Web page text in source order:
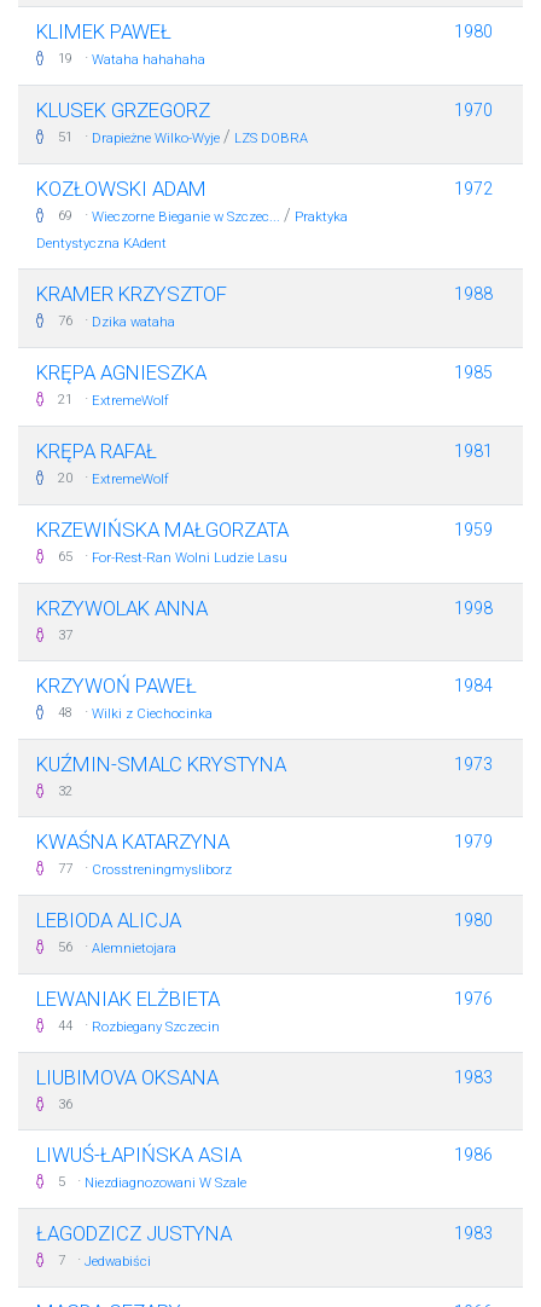
KLIMEK PAWEŁ
19 · Wataha hahahaha
1980
KLUSEK GRZEGORZ
51 · Drapieżne Wilko-Wyje / LZS DOBRA
1970
KOZŁOWSKI ADAM
69 · Wieczorne Bieganie w Szczec... / Praktyka
Dentystyczna KAdent
1972
KRAMER KRZYSZTOF
76 · Dzika wataha
1988
KRĘPA AGNIESZKA
21 · ExtremeWolf
1985
KRĘPA RAFAŁ
20 · ExtremeWolf
1981
KRZEWIŃSKA MAŁGORZATA
65 · For-Rest-Ran Wolni Ludzie Lasu
1959
KRZYWOLAK ANNA
37
1998
KRZYWOŃ PAWEŁ
48 · Wilki z Ciechocinka
1984
KUŹMIN-SMALC KRYSTYNA
32
1973
KWAŚNA KATARZYNA
77 · Crosstreningmysliborz
1979
LEBIODA ALICJA
56 · Alemnietojara
1980
LEWANIAK ELŻBIETA
44 · Rozbiegany Szczecin
1976
LIUBIMOVA OKSANA
36
1983
LIWUŚ-ŁAPIŃSKA ASIA
5 · Niezdiagnozowani W Szale
1986
ŁAGODZICZ JUSTYNA
7 · Jedwabiści
1983